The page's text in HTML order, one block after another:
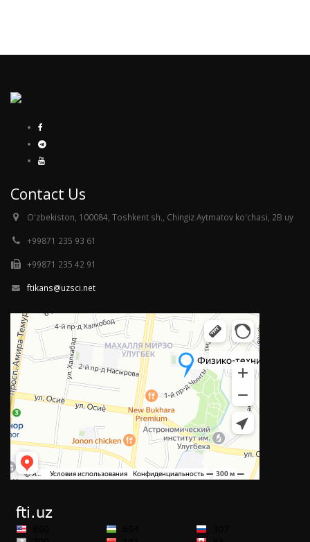
Contact Us
O'zbekiston, 100084, Toshkent sh., Chingiz Aytmatov ko'chasi, 2B uy
+99871 235 93 61
+99871 235 42 91
ftikans@uzsci.net